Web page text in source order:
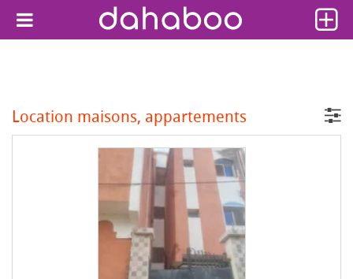
Location maisons, appartements